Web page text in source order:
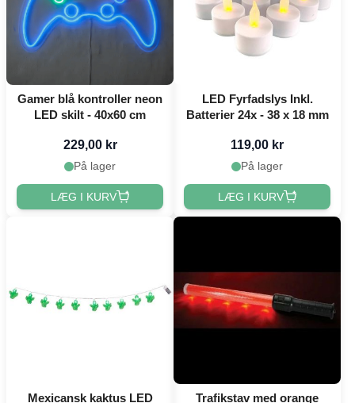
Gamer blå kontroller neon
LED skilt - 40x60 cm
229,00 kr
På lager
LÆG I KURV
LED Fyrfadslys Inkl.
Batterier 24x - 38 x 18 mm
119,00 kr
På lager
LÆG I KURV
Mexicansk kaktus LED
Trafikstav med orange